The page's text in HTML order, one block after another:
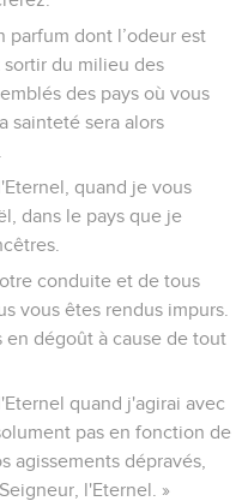
parfum dont l’odeur est
sortir du milieu des
des pays où vous
sainteté sera alors
quand je vous
dans le pays que je
conduite et de tous
vous êtes rendus impurs.
en dégoût à cause de tout
quand j'agirai avec
pas en fonction de
agissements dépravés,
l'Eternel. »